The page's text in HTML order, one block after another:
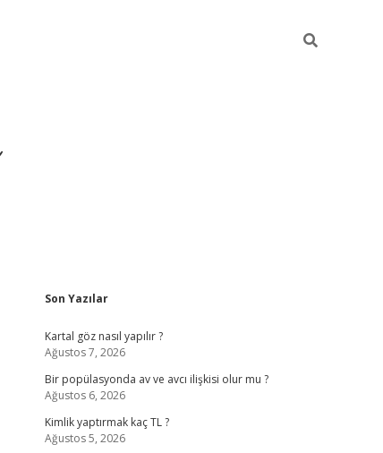
Sidebar
Son Yazılar
Kartal göz nasıl yapılır ?
Ağustos 7, 2026
Bir popülasyonda av ve avcı ilişkisi olur mu ?
Ağustos 6, 2026
Kimlik yaptırmak kaç TL ?
Ağustos 5, 2026